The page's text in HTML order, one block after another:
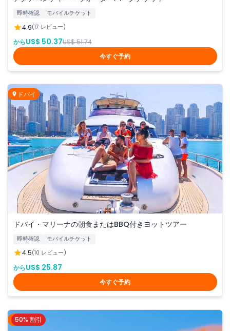
即時確認 モバイルチケット
4.9(17 レビュー)
からUS$ 50.37US$ 51.74
今すぐ予約
ドバイ
ドバイ・マリーナの朝食またはBBQ付きヨットツアー
即時確認 モバイルチケット
4.5(10 レビュー)
からUS$ 25.87
今すぐ予約
ドバイ
50% 割引